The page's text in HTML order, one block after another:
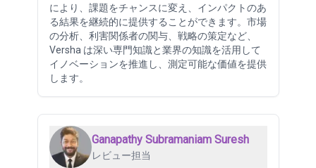
により、課題をチャンスに変え、インパクトのあ
る結果を継続的に提供することができます。市場
の分析、利害関係者の関与、戦略の策定など、
Versha は深い専門知識と業界の知識を活用して
イノベーションを推進し、測定可能な価値を提供
します。
Ganapathy Subramaniam Suresh
レビュー担当